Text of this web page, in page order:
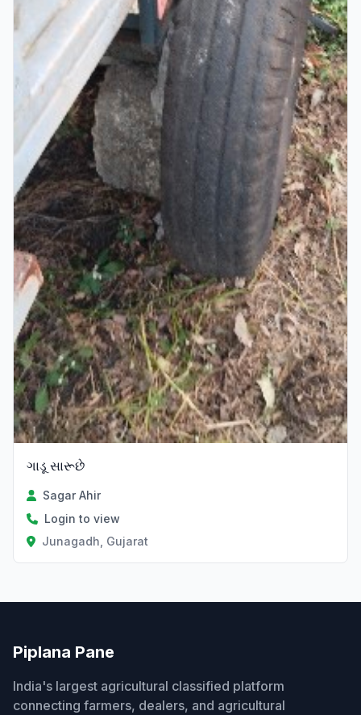
ગાડૂ સારૂછે
Sagar Ahir
Login to view
Junagadh, Gujarat
Piplana Pane
India's largest agricultural classified platform
connecting farmers, dealers, and agricultural